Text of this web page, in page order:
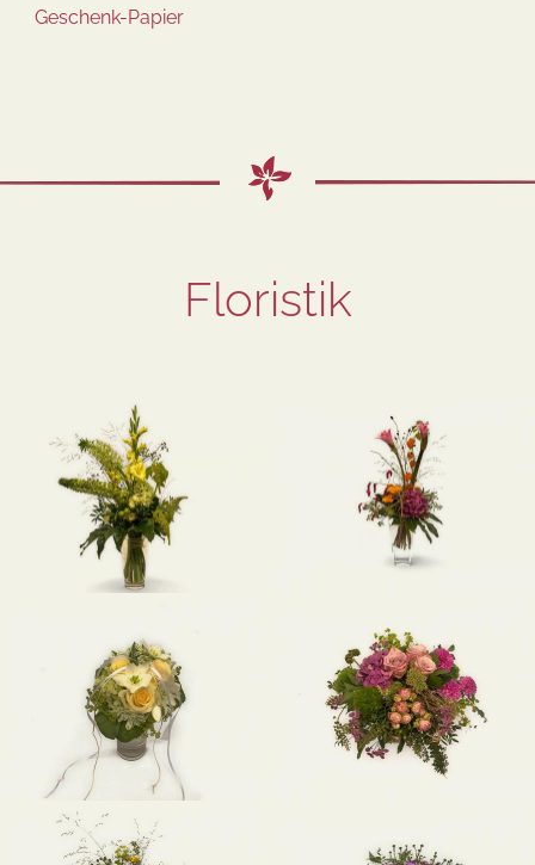
Geschenk-Papier
Floristik